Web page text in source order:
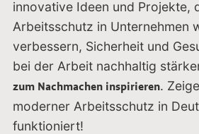
innovative Ideen und Projekte,
Arbeitsschutz in Unternehmen
verbessern, Sicherheit und
bei der Arbeit nachhaltig
zum Nachmachen inspirieren.
moderner Arbeitsschutz in
funktioniert!